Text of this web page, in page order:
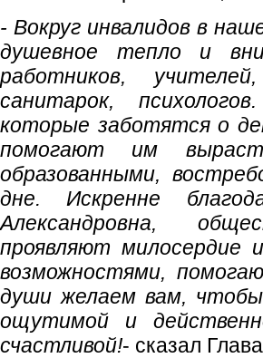
- Вокруг инвалидов в
душевное тепло и
работников,
санитарок,
которые заботятся о
помогают им
образованными,
дне. Искренне
Александровна,
проявляют милосердие
возможностями,
души желаем вам,
ощутимой и
счастливой!- сказал